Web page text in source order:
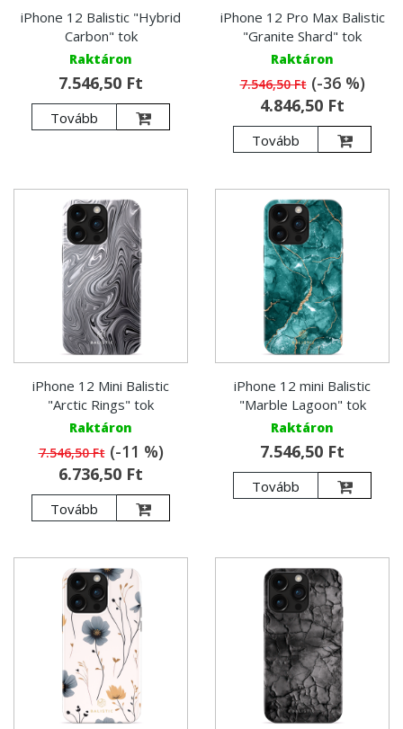
iPhone 12 Balistic "Hybrid
Carbon" tok
Raktáron
7.546,50 Ft
Tovább
iPhone 12 Pro Max Balistic
"Granite Shard" tok
Raktáron
7.546,50 Ft(-36 %)
4.846,50 Ft
Tovább
iPhone 12 Mini Balistic
"Arctic Rings" tok
Raktáron
7.546,50 Ft(-11 %)
6.736,50 Ft
Tovább
iPhone 12 mini Balistic
"Marble Lagoon" tok
Raktáron
7.546,50 Ft
Tovább